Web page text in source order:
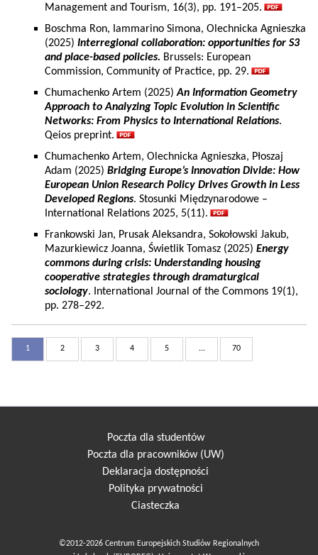
Management and Tourism, 16(3), pp. 191–205.
Boschma Ron, Iammarino Simona, Olechnicka Agnieszka
(2025) Interregional collaboration: opportunities for S3
and place-based policies. Brussels: European
Commission, Community of Practice, pp. 29.
Chumachenko Artem (2025)An Information Geometry
Approach to Analyzing Topic Evolution in Scientific
Networks: From Physics to International Relations.
Qeios preprint.
Chumachenko Artem, Olechnicka Agnieszka, Płoszaj
Adam (2025) Bridging Europe’s Innovation Divide: How
European Union Research Policy Drives Growth in Less
Developed Regions. Stosunki Międzynarodowe –
International Relations 2025, 5(11).
Frankowski Jan, Prusak Aleksandra, Sokołowski Jakub,
Mazurkiewicz Joanna, Świetlik Tomasz (2025) Energy
commons during crisis: Understanding housing
cooperative strategies through dramaturgical
sociology. International Journal of the Commons 19(1),
pp. 278–292.
1 2 3 4 5 ... 70
Poczta dla studentów
Poczta dla pracowników (UW)
Deklaracja dostępności
Polityka prywatności
Ciasteczka
©2012-2026 Centrum Europejskich Studiów Regionalnych